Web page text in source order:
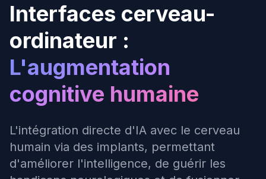
Interfaces cerveau-
ordinateur :
L'augmentation
cognitive humaine
L'intégration directe d'IA avec le cerveau
humain via des implants, permettant
d'améliorer l'intelligence, de guérir les